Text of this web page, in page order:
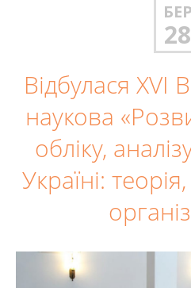
БЕР
28
Відбулася XVI
наукова
обліку,
Україні: